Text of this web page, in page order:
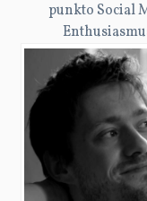
punkto Social